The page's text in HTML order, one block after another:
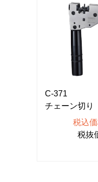
C-371
チェーン切り
税込
税抜